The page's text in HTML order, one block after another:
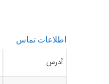
اطلاعات تماس
آدرس